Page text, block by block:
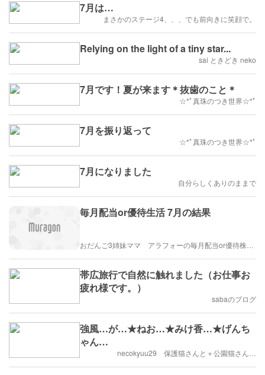
7月は…
まさかのステージ4、、、でも前向きに笑顔で。
Relying on the light of a tiny star...
sai ときどき neko
7月です！夏が来ます＊抜歯のこと＊
☆*ﾟ真珠のつき世界☆*ﾟ
7月を振り返って
☆*ﾟ真珠のつき世界☆*ﾟ
7月になりました
自分らしくありのままで
毎月配当or優待生活 7月の結果
帯広旅行で自然に触れました（お仕事お
疲れ様です。）
sabaのブログ
強風…が…★ねお…★みけ香…★げんち
ゃん…
necokyuu29 保護猫さんと＋公園猫さん…